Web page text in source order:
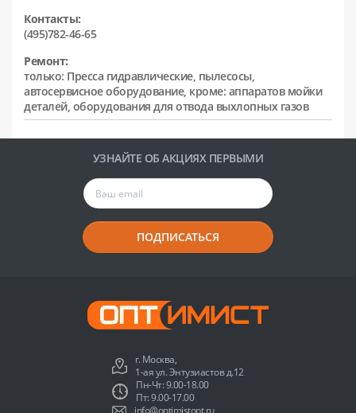
Контакты:
(495)782-46-65
Ремонт:
только: Пресса гидравлические, пылесосы,
автосервисное оборудование, кроме: аппаратов мойки
деталей, оборудования для отвода выхлопных газов
УЗНАЙТЕ ОБ АКЦИЯХ ПЕРВЫМИ
ПОДПИСАТЬСЯ
г. Москва,
1-ая ул. Энтузиастов д.12
Пн-Чт: 9.00-18.00
Пт: 9.00-17.00
info@optimistopt.ru